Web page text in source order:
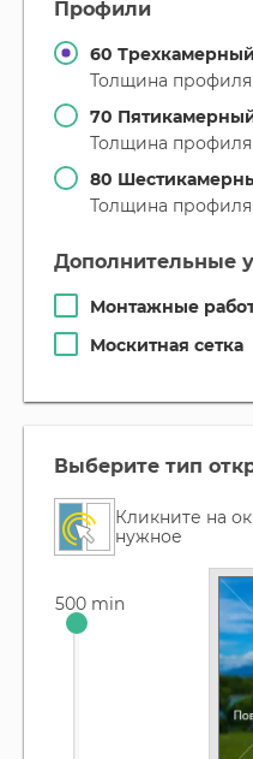
профили
60
Толщина
70
Толщина
80
Толщина
дополнительные
Монтажные
Москитная сетка
выберите тип
Кликните на
нужное
500 min